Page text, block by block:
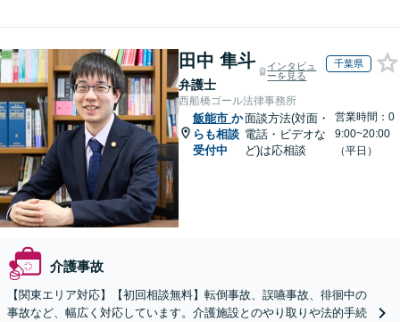
田中 隼斗
弁護士
インタビュ
ーを見る
千葉県
西船橋ゴール法律事務所
飯能市 か
らも相談
受付中
面談方法(対面・
電話・ビデオな
ど)は応相談
営業時間：0
9:00~20:00
（平日）
介護事故
【関東エリア対応】【初回相談無料】転倒事故、誤嚥事故、徘徊中の
事故など、幅広く対応しています。介護施設とのやり取りや法的手続